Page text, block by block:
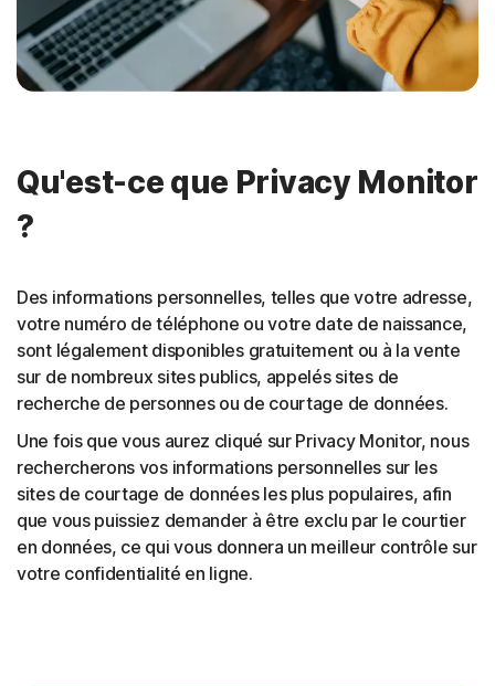
Qu'est-ce que Privacy Monitor
?
Des informations personnelles, telles que votre adresse,
votre numéro de téléphone ou votre date de naissance,
sont légalement disponibles gratuitement ou à la vente
sur de nombreux sites publics, appelés sites de
recherche de personnes ou de courtage de données.
Une fois que vous aurez cliqué sur Privacy Monitor, nous
rechercherons vos informations personnelles sur les
sites de courtage de données les plus populaires, afin
que vous puissiez demander à être exclu par le courtier
en données, ce qui vous donnera un meilleur contrôle sur
votre confidentialité en ligne.